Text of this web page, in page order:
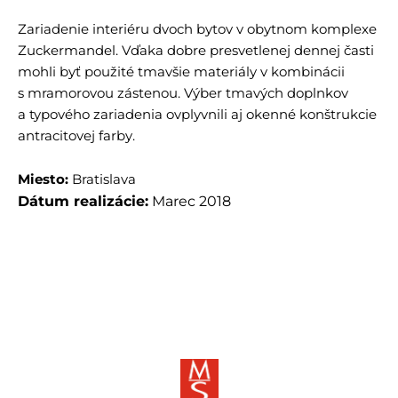
Zariadenie interiéru dvoch bytov v obytnom komplexe
Zuckermandel. Vďaka dobre presvetlenej dennej časti
mohli byť použité tmavšie materiály v kombinácii
s mramorovou zástenou. Výber tmavých doplnkov
a typového zariadenia ovplyvnili aj okenné konštrukcie
antracitovej farby.
Miesto: Bratislava
Dátum realizácie: Marec 2018